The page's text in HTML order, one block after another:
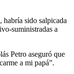
sido salpicada
suministradas a
Petro aseguró que
a mi papá”.